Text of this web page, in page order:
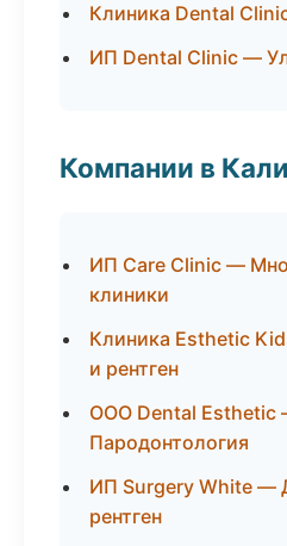
Клиника Dental
ИП Dental Clinic —
Компании в
ИП Care Clinic —
клиники
Клиника Esthetic
и рентген
ООО Dental Esthetic
Пародонтология
ИП Surgery White —
рентген